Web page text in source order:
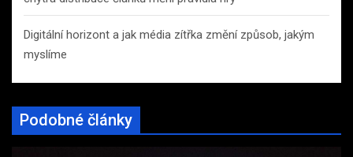
Digitální horizont a jak média zítřka změní způsob, jakým
myslíme
Podobné články